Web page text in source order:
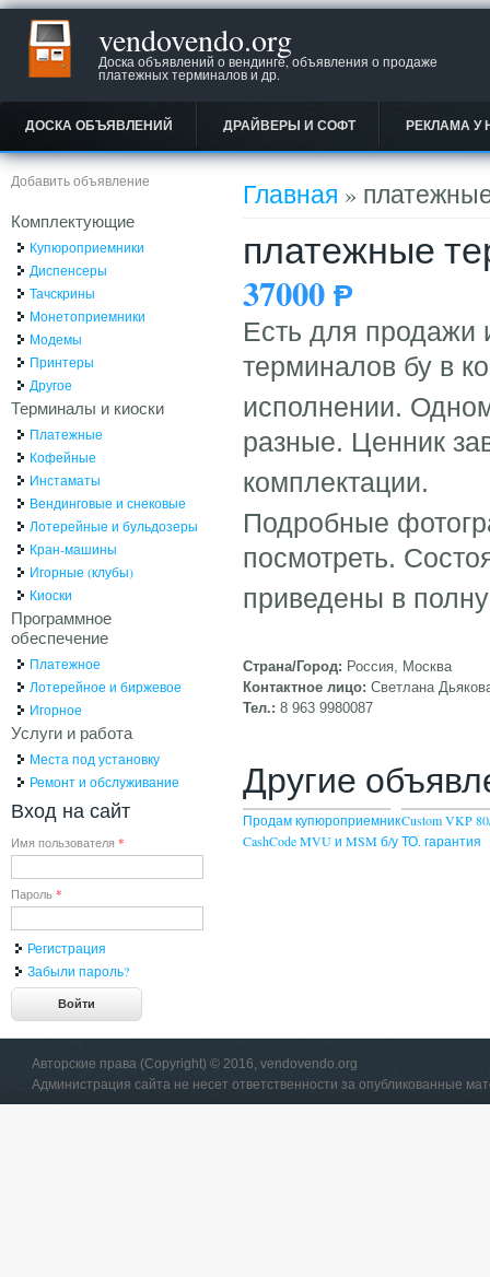
vendovendo.org
Доска объявлений о вендинге, объявления о продаже
платежных терминалов и др.
ДОСКА ОБЪЯВЛЕНИЙ ДРАЙВЕРЫ И СОФТ РЕКЛАМА У
Вы здесь
Главная »
платежные
37000 Ᵽ
Есть для продажи
терминалов бу в
исполнении.
разные. Ценник
комплектации.
Подробные
посмотреть.
приведены в
Страна/Город: Россия, Москва
Контактное лицо: Светлана
Тел.: 8 963 9980087
Другие
Продам купюроприемник
CashCode MVU и MSM б/у
Custom VKP
ТО. гарантия
Добавить объявление
Комплектующие
Купюроприемники
Диспенсеры
Тачскрины
Монетоприемники
Модемы
Принтеры
Другое
Терминалы и киоски
Платежные
Кофейные
Инстаматы
Вендинговые и снековые
Лотерейные и бульдозеры
Кран-машины
Игорные (клубы)
Киоски
Программное
обеспечение
Платежное
Лотерейное и биржевое
Игорное
Услуги и работа
Места под установку
Ремонт и обслуживание
Вход на сайт
Имя пользователя *
Пароль *
Регистрация
Забыли пароль?
Авторские права (Copyright) © 2016, vendovendo.org
Администрация сайта не несет ответственности за опубликованные